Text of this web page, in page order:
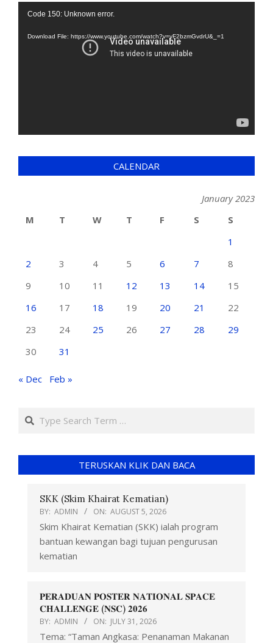
Video
Code 150: Unknown error.
Download File: https://www.youtube.com/watch?v=yF2bzmGvdrU&_=1
CALENDAR
January 2023
M
T W T F S
S
1
2
3 4 5 6 7
8
9
10 11 12 13 14
15
16
17 18 19 20 21
22
23
24 25 26 27 28
29
30
31
« Dec Feb »
TERUSKAN KLIK DAN BACA
SKK (Skim Khairat Kematian)
BY: ADMIN ON: AUGUST 5, 2026
Skim Khairat Kematian (SKK) ialah program
bantuan kewangan bagi tujuan pengurusan
kematian
𝐏𝐄𝐑𝐀𝐃𝐔𝐀𝐍 𝐏𝐎𝐒𝐓𝐄𝐑 𝐍𝐀𝐓𝐈𝐎𝐍𝐀𝐋 𝐒𝐏𝐀𝐂𝐄
𝐂𝐇𝐀𝐋𝐋𝐄𝐍𝐆𝐄 (𝐍𝐒𝐂) 𝟐𝟎𝟐𝟔
BY: ADMIN ON: JULY 31, 2026
Tema: “Taman Angkasa: Penanaman Makanan